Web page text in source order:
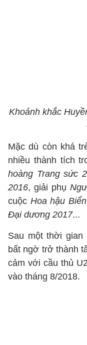
Khoảnh khắc
Mặc dù còn khá
nhiều thành tích
hoàng Trang sức
2016, giải phụ
cuộc Hoa hậu
Đại dương 2017...
Sau một thời gian
bất ngờ trở thành
cảm với cầu thủ
vào tháng 8/2018.